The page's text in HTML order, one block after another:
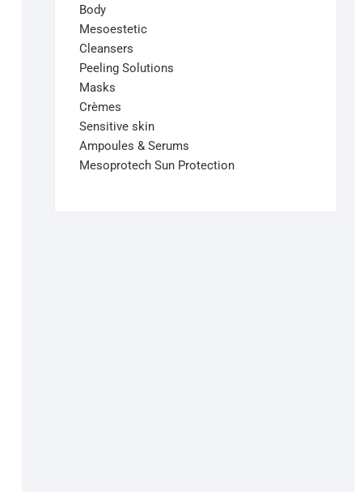
Body
Mesoestetic
Cleansers
Peeling Solutions
Masks
Crèmes
Sensitive skin
Ampoules & Serums
Mesoprotech Sun Protection